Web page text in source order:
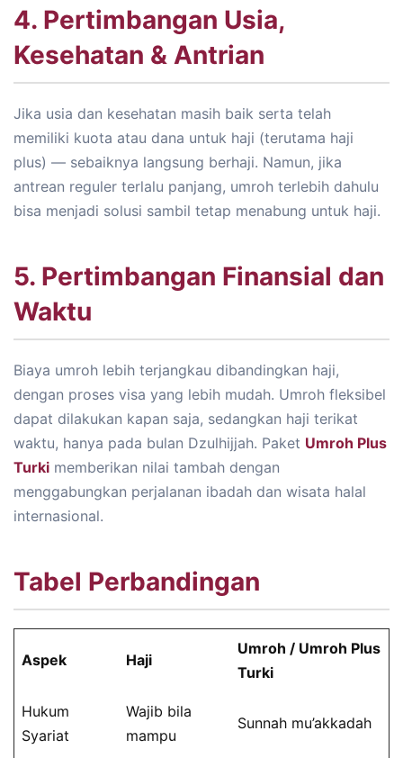
4. Pertimbangan Usia,
Kesehatan & Antrian
Jika usia dan kesehatan masih baik serta telah
memiliki kuota atau dana untuk haji (terutama haji
plus) — sebaiknya langsung berhaji. Namun, jika
antrean reguler terlalu panjang, umroh terlebih dahulu
bisa menjadi solusi sambil tetap menabung untuk haji.
5. Pertimbangan Finansial dan
Waktu
Biaya umroh lebih terjangkau dibandingkan haji,
dengan proses visa yang lebih mudah. Umroh fleksibel
dapat dilakukan kapan saja, sedangkan haji terikat
waktu, hanya pada bulan Dzulhijjah. Paket Umroh Plus
Turki memberikan nilai tambah dengan
menggabungkan perjalanan ibadah dan wisata halal
internasional.
Tabel Perbandingan
Aspek Haji
Umroh / Umroh Plus
Turki
Hukum
Syariat
Wajib bila
mampu
Sunnah mu’akkadah